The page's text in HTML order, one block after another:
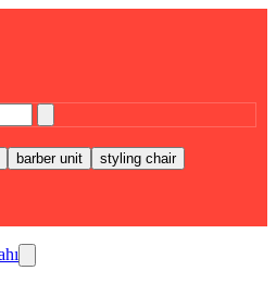
barber unit
styling chair